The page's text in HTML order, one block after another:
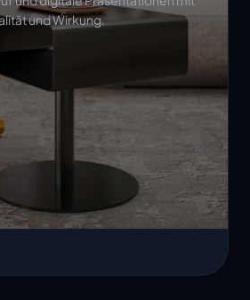
und Wirkung.